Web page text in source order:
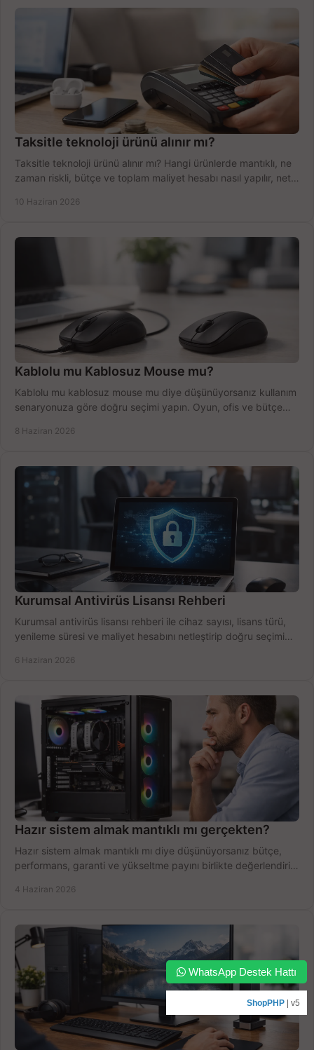
Taksitle teknoloji ürünü alınır mı?
Taksitle teknoloji ürünü alınır mı? Hangi ürünlerde mantıklı, ne
zaman riskli, bütçe ve toplam maliyet hesabı nasıl yapılır, net
10 Haziran 2026
Kablolu mu Kablosuz Mouse mu?
Kablolu mu kablosuz mouse mu diye düşünüyorsanız kullanım
senaryonuza göre doğru seçimi yapın. Oyun, ofis ve bütçe
8 Haziran 2026
Kurumsal Antivirüs Lisansı Rehberi
Kurumsal antivirüs lisansı rehberi ile cihaz sayısı, lisans türü,
yenileme süresi ve maliyet hesabını netleştirip doğru seçimi
6 Haziran 2026
Hazır sistem almak mantıklı mı gerçekten?
Hazır sistem almak mantıklı mı diye düşünüyorsanız bütçe,
performans, garanti ve yükseltme payını birlikte değerlendirin,
4 Haziran 2026
WhatsApp Destek Hattı
ShopPHP | v5